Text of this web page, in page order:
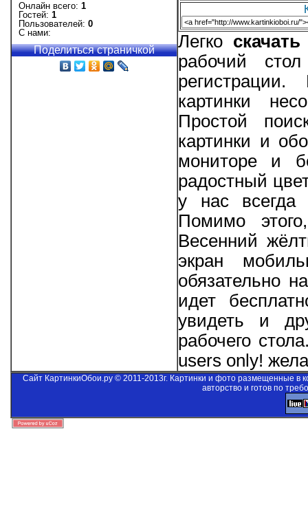
Онлайн всего: 1
Гостей: 1
Пользователей: 0
С нами:
Поделиться страничкой Легко
рабочий
картинки
Простой
картинки и
мониторе и
радостный
у нас всегда
Помимо
Весенний
экран
обязательно
идет
увидеть и
рабочего
users only!
Сайт КартинкиОбои.ру © 2011-2013г. Картинки и фото размещенные в
авторство и готов по